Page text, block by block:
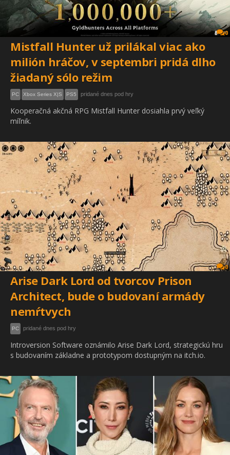
0
Mistfall Hunter už prilákal viac ako
milión hráčov, v septembri pridá dlho
žiadaný sólo režim
PC Xbox Series X|S PS5 pridané dnes pod hry
Kooperačná akčná RPG Mistfall Hunter dosiahla prvý veľký
míľnik.
0
Arise Dark Lord od tvorcov Prison
Architect, bude o budovaní armády
nemŕtvych
PC pridané dnes pod hry
Introversion Software oznámilo Arise Dark Lord, strategickú hru
s budovaním základne a prototypom dostupným na itch.io.